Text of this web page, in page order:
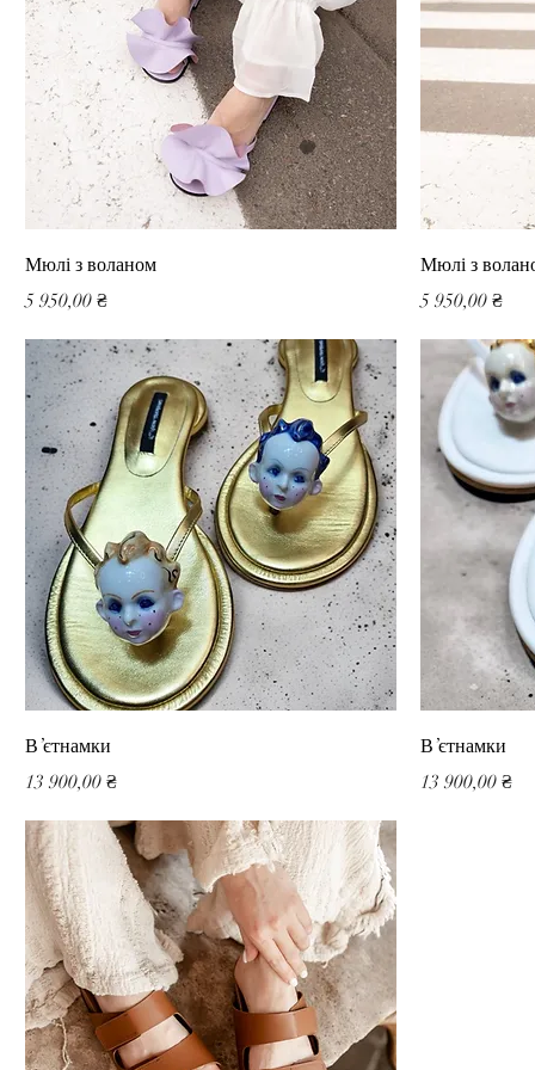
Мюлі з воланом
Ціна
5 950,00 ₴
Мюлі з
Ціна
5 950,00 ₴
В’єтнамки
Ціна
13 900,00 ₴
В’єтнамки
Ціна
13 900,00 ₴